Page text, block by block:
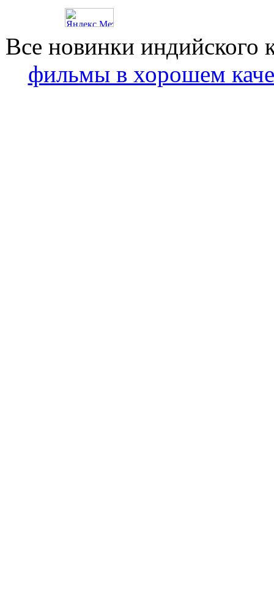
Все новинки
фильмы в хорошем